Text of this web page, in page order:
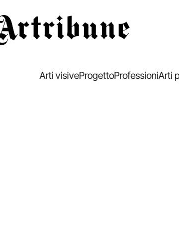
Arti visiveProgettoProfessioniArti